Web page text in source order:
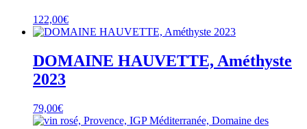
122,00€
DOMAINE HAUVETTE, Améthyste
2023
79,00€